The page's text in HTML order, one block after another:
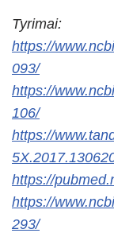
Tyrimai:
https://
093/
https://
106/
https://
https://
https://
293/